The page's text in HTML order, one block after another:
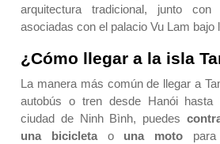
arquitectura tradicional, junto con
asociadas con el palacio Vu Lam bajo
¿Cómo llegar a la isla
La manera más común de llegar a
autobús o tren desde Hanói
ciudad de Ninh Bình, puedes
una bicicleta o una moto